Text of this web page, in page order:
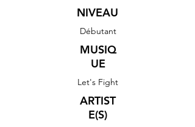
NIVEAU
Débutant
MUSIQ
UE
Let's Fight
ARTIST
E(S)